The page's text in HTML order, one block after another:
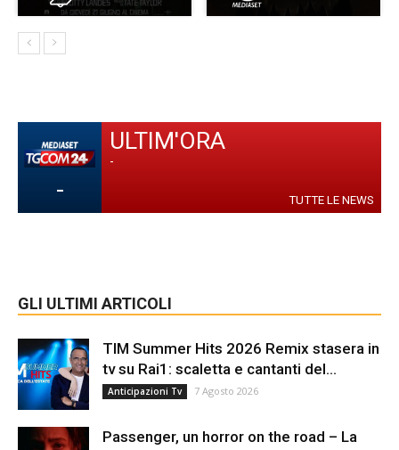
-
ULTIM'ORA
-
TUTTE LE NEWS
GLI ULTIMI ARTICOLI
TIM Summer Hits 2026 Remix stasera in
tv su Rai1: scaletta e cantanti del...
Anticipazioni Tv 7 Agosto 2026
Passenger, un horror on the road – La